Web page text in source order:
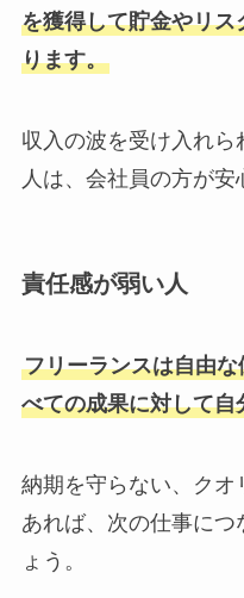
を獲得して貯金やリ
ります。
収入の波を受け入れ
人は、会社員の方が安
責任感が弱い人
フリーランスは自由
べての成果に対して
納期を守らない、ク
あれば、次の仕事につ
ょう。